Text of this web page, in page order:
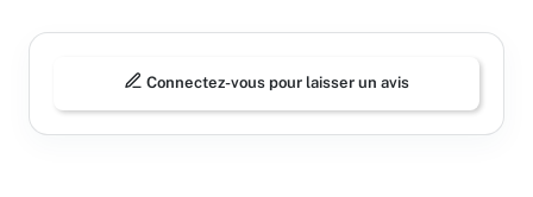
Connectez-vous pour laisser un avis